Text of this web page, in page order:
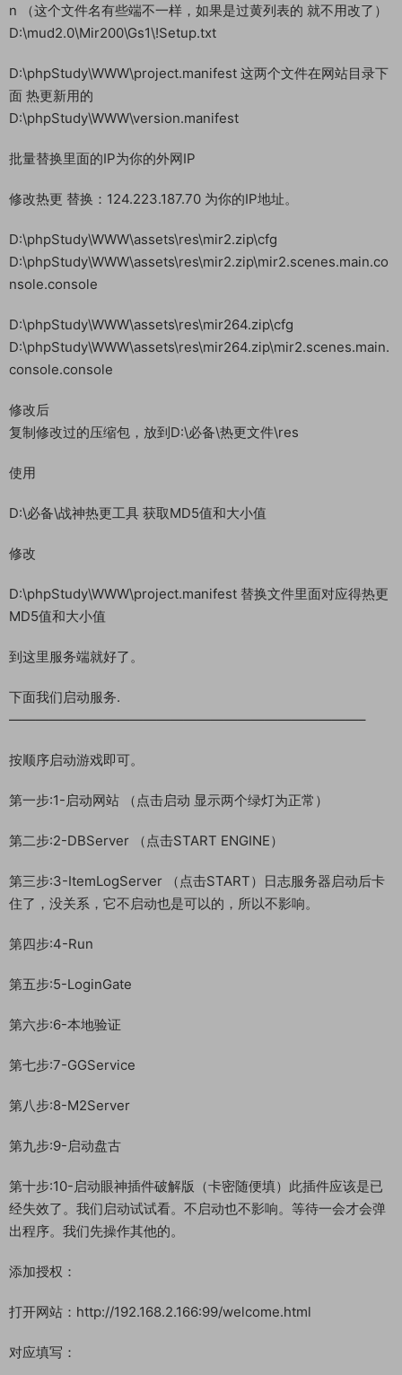
n （这个文件名有些端不一样，如果是过黄列表的 就不用改了）
D:\mud2.0\Mir200\Gs1\!Setup.txt
D:\phpStudy\WWW\project.manifest 这两个文件在网站目录下
面 热更新用的
D:\phpStudy\WWW\version.manifest
批量替换里面的IP为你的外网IP
修改热更 替换：124.223.187.70 为你的IP地址。
D:\phpStudy\WWW\assets\res\mir2.zip\cfg
D:\phpStudy\WWW\assets\res\mir2.zip\mir2.scenes.main.co
nsole.console
D:\phpStudy\WWW\assets\res\mir264.zip\cfg
D:\phpStudy\WWW\assets\res\mir264.zip\mir2.scenes.main.
console.console
修改后
复制修改过的压缩包，放到D:\必备\热更文件\res
使用
D:\必备\战神热更工具 获取MD5值和大小值
修改
D:\phpStudy\WWW\project.manifest 替换文件里面对应得热更
MD5值和大小值
到这里服务端就好了。
下面我们启动服务.
——————————————————————————–
按顺序启动游戏即可。
第一步:1-启动网站 （点击启动 显示两个绿灯为正常）
第二步:2-DBServer （点击START ENGINE）
第三步:3-ItemLogServer （点击START）日志服务器启动后卡
住了，没关系，它不启动也是可以的，所以不影响。
第四步:4-Run
第五步:5-LoginGate
第六步:6-本地验证
第七步:7-GGService
第八步:8-M2Server
第九步:9-启动盘古
第十步:10-启动眼神插件破解版（卡密随便填）此插件应该是已
经失效了。我们启动试试看。不启动也不影响。等待一会才会弹
出程序。我们先操作其他的。
添加授权：
打开网站：http://192.168.2.166:99/welcome.html
对应填写：